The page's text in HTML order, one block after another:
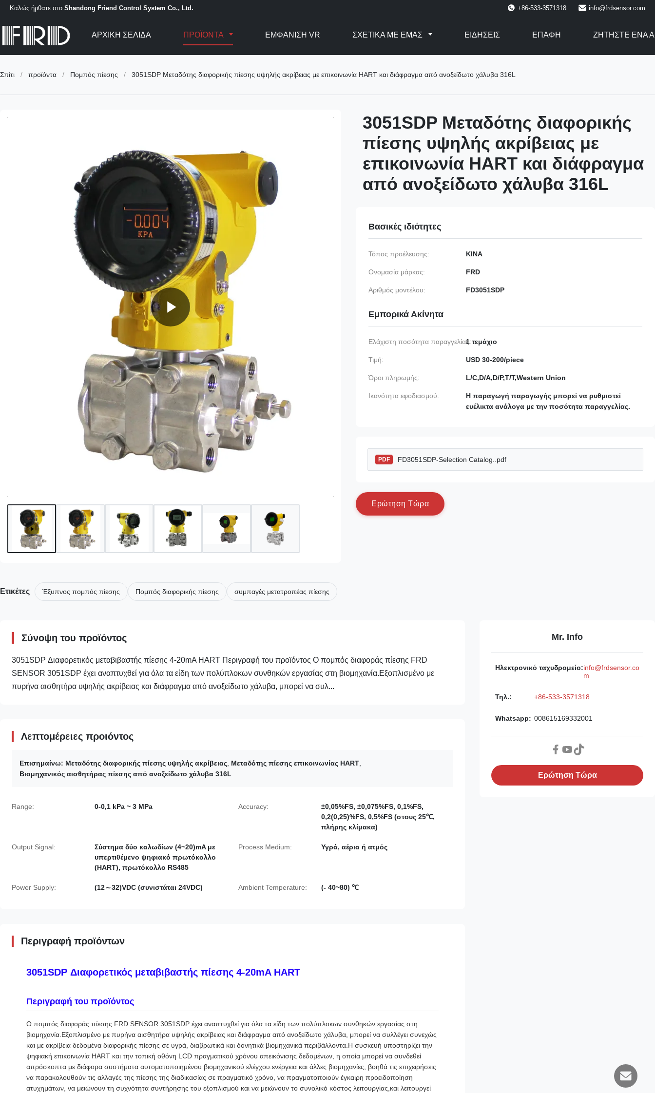
Καλώς ήρθατε στο Shandong Friend Control System Co., Ltd. +86-533-3571318 info@frdsensor.com
ΑΡΧΙΚΉ ΣΕΛΊΔΑ ΠΡΟΪΌΝΤΑ ΕΜΦΆΝΙΣΗ VR ΣΧΕΤΙΚΆ ΜΕ ΕΜΆΣ ΕΙΔΉΣΕΙΣ ΕΠΑΦΉ ΖΗΤΉΣΤΕ ΈΝΑ
Σπίτι / προϊόντα / Πομπός πίεσης / 3051SDP Μεταδότης διαφορικής πίεσης υψηλής ακρίβειας με επικοινωνία HART και διάφραγμα από ανοξείδωτο χάλυβα 316L
3051SDP Μεταδότης διαφορικής
πίεσης υψηλής ακρίβειας με
επικοινωνία HART και διάφραγμα
από ανοξείδωτο χάλυβα 316L
Βασικές ιδιότητες
Τόπος προέλευσης: ΚΙΝΑ
Ονομασία μάρκας: FRD
Αριθμός μοντέλου: FD3051SDP
Εμπορικά Ακίνητα
Ελάχιστη ποσότητα παραγγελίας:1 τεμάχιο
Τιμή: USD 30-200/piece
Όροι πληρωμής: L/C,D/A,D/P,T/T,Western Union
Ικανότητα εφοδιασμού:
Η παραγωγή παραγωγής μπορεί να ρυθμιστεί
ευέλικτα ανάλογα με την ποσότητα παραγγελίας.
PDF FD3051SDP-Selection Catalog..pdf
Ερώτηση Τώρα
Ετικέτες Έξυπνος πομπός πίεσης Πομπός διαφορικής πίεσης συμπαγές μετατροπέας πίεσης
Σύνοψη του προϊόντος
3051SDP Διαφορετικός μεταβιβαστής πίεσης 4-20mA HART Περιγραφή του προϊόντος Ο πομπός διαφοράς πίεσης FRD
SENSOR 3051SDP έχει αναπτυχθεί για όλα τα είδη των πολύπλοκων συνθηκών εργασίας στη βιομηχανία.Εξοπλισμένο με
πυρήνα αισθητήρα υψηλής ακρίβειας και διάφραγμα από ανοξείδωτο χάλυβα, μπορεί να συλ...
Λεπτομέρειες προιόντος
Επισημαίνω: Μεταδότης διαφορικής πίεσης υψηλής ακρίβειας, Μεταδότης πίεσης επικοινωνίας HART,
Βιομηχανικός αισθητήρας πίεσης από ανοξείδωτο χάλυβα 316L
Range: 0-0,1 kPa ~ 3 MPa Accuracy:
±0,05%FS, ±0,075%FS, 0,1%FS,
0,2(0,25)%FS, 0,5%FS (στους 25℃,
πλήρης κλίμακα)
Output Signal:
Σύστημα δύο καλωδίων (4~20)mA με
υπερτιθέμενο ψηφιακό πρωτόκολλο
(HART), πρωτόκολλο RS485
Process Medium: Υγρά, αέρια ή ατμός
Power Supply: (12～32)VDC (συνιστάται 24VDC) Ambient Temperature: (- 40~80) ℃
Περιγραφή προϊόντων
3051SDP Διαφορετικός μεταβιβαστής πίεσης 4-20mA HART
Περιγραφή του προϊόντος
Ο πομπός διαφοράς πίεσης FRD SENSOR 3051SDP έχει αναπτυχθεί για όλα τα είδη των πολύπλοκων συνθηκών εργασίας στη
βιομηχανία.Εξοπλισμένο με πυρήνα αισθητήρα υψηλής ακρίβειας και διάφραγμα από ανοξείδωτο χάλυβα, μπορεί να συλλέγει συνεχώς
και με ακρίβεια δεδομένα διαφορικής πίεσης σε υγρά, διαβρωτικά και δονητικά βιομηχανικά περιβάλλοντα.Η συσκευή υποστηρίζει την
ψηφιακή επικοινωνία HART και την τοπική οθόνη LCD πραγματικού χρόνου απεικόνισης δεδομένων, η οποία μπορεί να συνδεθεί
απρόσκοπτα με διάφορα συστήματα αυτοματοποιημένου βιομηχανικού ελέγχου.ενέργεια και άλλες βιομηχανίες, βοηθά τις επιχειρήσεις
να παρακολουθούν τις αλλαγές της πίεσης της διαδικασίας σε πραγματικό χρόνο, να πραγματοποιούν έγκαιρη προειδοποίηση
ατυχημάτων, να μειώνουν τη συχνότητα συντήρησης του εξοπλισμού και να μειώνουν το συνολικό κόστος λειτουργίας,και λειτουργεί
Mr. Info
Ηλεκτρονικό ταχυδρομείο:info@frdsensor.co
m
Τηλ.: +86-533-3571318
Whatsapp: 008615169332001
Ερώτηση Τώρα